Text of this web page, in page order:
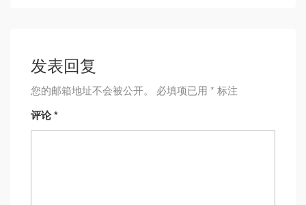
发表回复
您的邮箱地址不会被公开。 必填项已用 * 标注
评论*